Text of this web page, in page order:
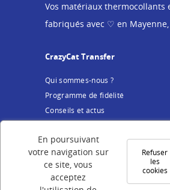
Vos matériaux thermocollants
fabriqués avec ♡ en
CrazyCat Transfer
Qui sommes-nous ?
Programme de fidélité
Conseils et actus
Mentions légales
Conditions Générales de Vente
Politique de confidentialité
En poursuivant
votre navigation sur
ce site, vous
acceptez
Refuser
les
cookies